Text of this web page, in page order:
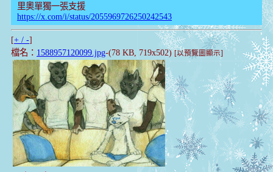
里奧單獨一張支援
https://x.com/i/status/2055969726250242543
[+ / -]
檔名： 1588957120099.jpg-(78 KB, 719x502)[以預覽圖顯示]